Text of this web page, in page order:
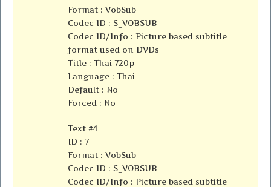
Format : VobSub
Codec ID : S_VOBSUB
Codec ID/Info : Picture based subtitle
format used on DVDs
Title : Thai 720p
Language : Thai
Default : No
Forced : No
Text #4
ID : 7
Format : VobSub
Codec ID : S_VOBSUB
Codec ID/Info : Picture based subtitle